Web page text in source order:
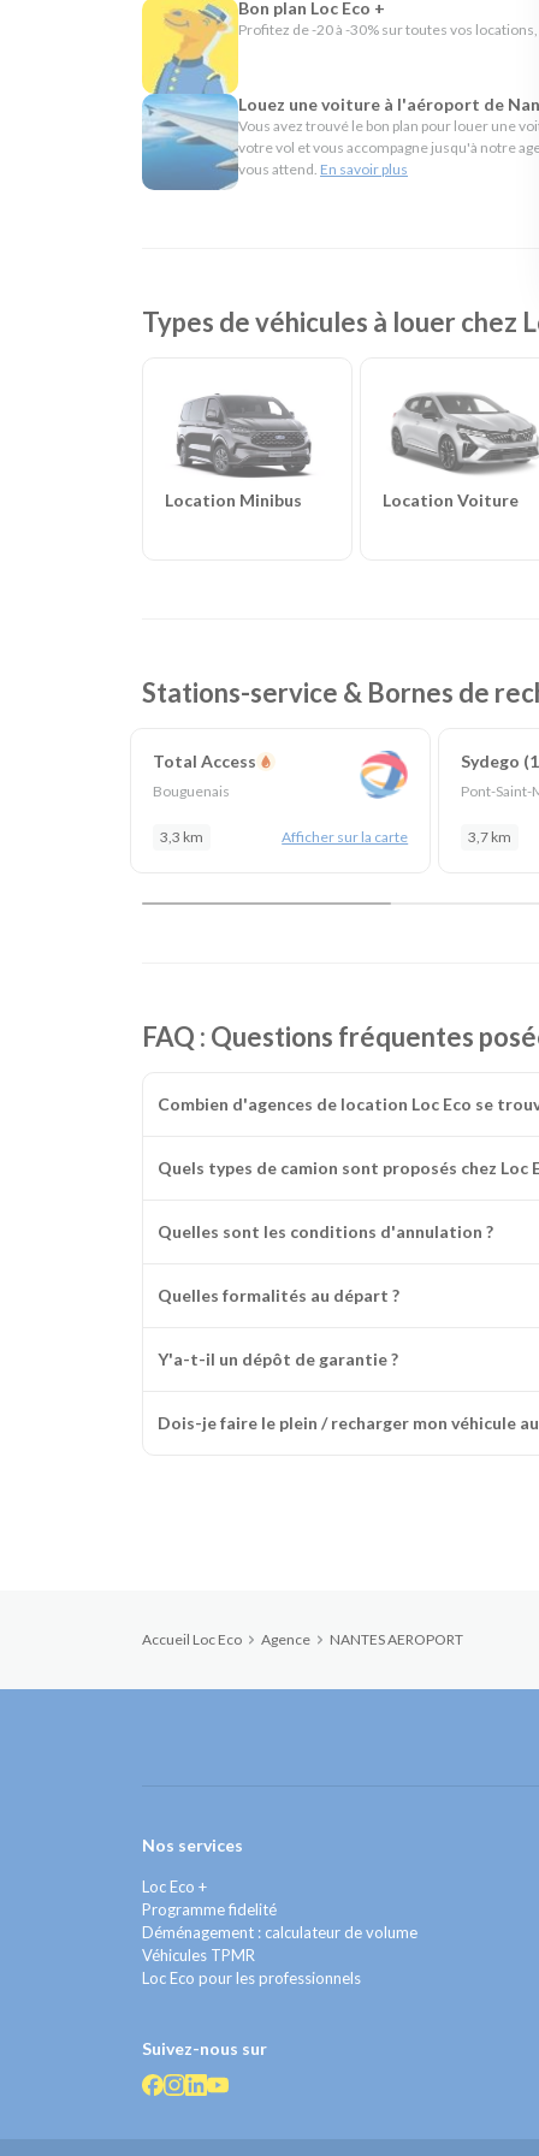
En résumé - Location de voiture à Nantes
Lieu de prise en charge :
Agences de location à proximité :
Nantes
Catégories de voitures :Citadines-Routières
Catégories d'utilitaires :Camions de
chantier
Bon plan Loc Eco +
Profitez de -20 à -30% sur toutes vos
Louez une voiture à l'aéroport de
Vous avez trouvé le bon plan pour louer une
votre vol et vous accompagne jusqu'à notre
vous attend. En savoir plus
Types de véhicules à louer chez
Location Minibus Location Voiture
Stations-service & Bornes de
Total Access
Bouguenais
3,3 km Afficher sur la carte
Sydego
Pont-Saint-
3,7 km
FAQ : Questions fréquentes
Combien d'agences de location Loc Eco se
Quels types de camion sont proposés chez Loc
Quelles sont les conditions d'annulation ?
Quelles formalités au départ ?
Y'a-t-il un dépôt de garantie ?
Dois-je faire le plein / recharger mon véhicule
Accueil Loc Eco Agence NANTES AEROPORT
Nos services
Loc Eco +
Programme fidelité
Déménagement : calculateur de volume
Véhicules TPMR
Loc Eco pour les professionnels
Suivez-nous sur